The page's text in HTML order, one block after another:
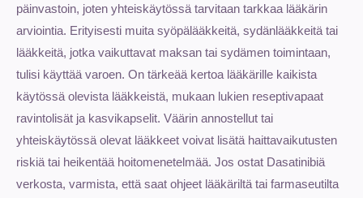
päinvastoin, joten yhteiskäytössä tarvitaan tarkkaa lääkärin
arviointia. Erityisesti muita syöpälääkkeitä, sydänlääkkeitä tai
lääkkeitä, jotka vaikuttavat maksan tai sydämen toimintaan,
tulisi käyttää varoen. On tärkeää kertoa lääkärille kaikista
käytössä olevista lääkkeistä, mukaan lukien reseptivapaat
ravintolisät ja kasvikapselit. Väärin annostellut tai
yhteiskäytössä olevat lääkkeet voivat lisätä haittavaikutusten
riskiä tai heikentää hoitomenetelmää. Jos ostat Dasatinibiä
verkosta, varmista, että saat ohjeet lääkäriltä tai farmaseutilta